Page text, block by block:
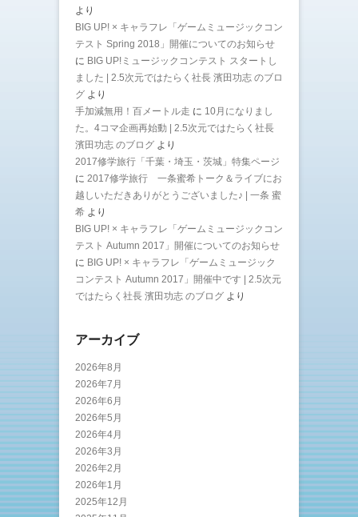
より
BIG UP! × キャラフレ「ゲームミュージックコン
テスト Spring 2018」開催についてのお知らせ
に BIG UP!ミュージックコンテスト スタートし
ました | 2.5次元ではたらく社長 濱田功志 のブロ
グ より
手加減無用！百メートル走 に 10月になりまし
た。4コマ企画再始動 | 2.5次元ではたらく社長
濱田功志 のブログ より
2017修学旅行「千葉・埼玉・茨城」特集ページ
に 2017修学旅行 一条蜜希トーク＆ライブにお
越しいただきありがとうございました♪ | 一条 蜜
希 より
BIG UP! × キャラフレ「ゲームミュージックコン
テスト Autumn 2017」開催についてのお知らせ
に BIG UP! × キャラフレ「ゲームミュージック
コンテスト Autumn 2017」開催中です | 2.5次元
ではたらく社長 濱田功志 のブログ より
アーカイブ
2026年8月
2026年7月
2026年6月
2026年5月
2026年4月
2026年3月
2026年2月
2026年1月
2025年12月